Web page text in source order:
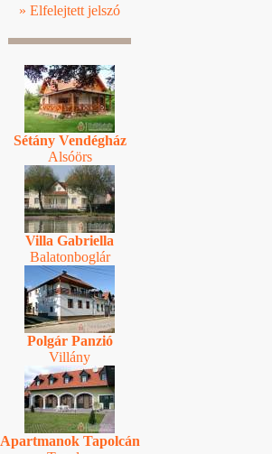
» Elfelejtett jelszó
Sétány Vendégház
Alsóörs
Villa Gabriella
Balatonboglár
Polgár Panzió
Villány
Apartmanok Tapolcán